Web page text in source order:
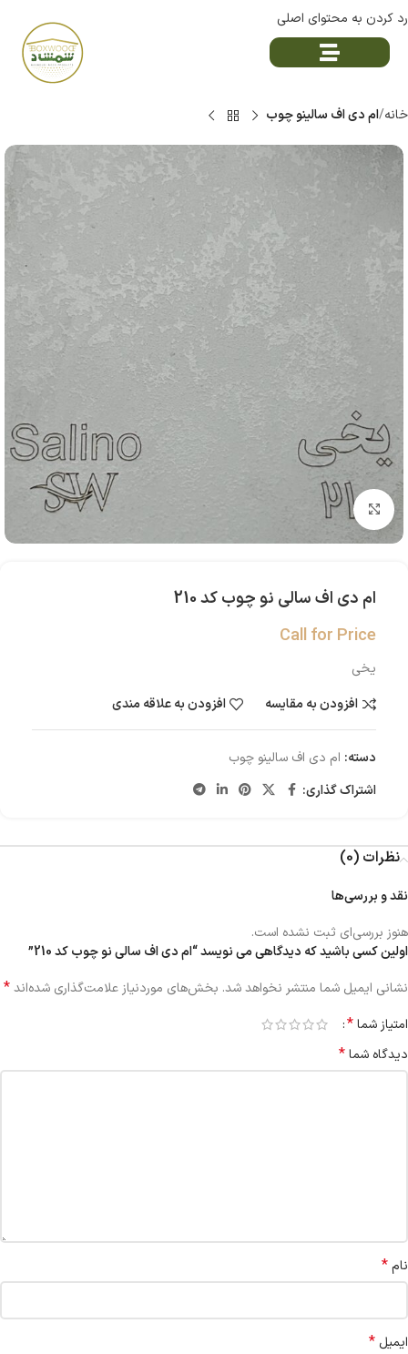
رد کردن به محتوای اصلی
خانه ام دی اف سالینو چوب
بزرگنمایی تصویر
ام دی اف سالی نو چوب کد 210
Call for Price
یخی
افزودن به مقایسه
افزودن به علاقه مندی
دسته: ام دی اف سالینو چوب
اشتراک گذاری:
نظرات (0)
نقد و بررسی‌ها
هنوز بررسی‌ای ثبت نشده است.
اولین کسی باشید که دیدگاهی می نویسد “ام دی اف سالی نو چوب کد 210”
نشانی ایمیل شما منتشر نخواهد شد. بخش‌های موردنیاز علامت‌گذاری شده‌اند*
امتیاز شما*
دیدگاه شما*
نام*
ایمیل *